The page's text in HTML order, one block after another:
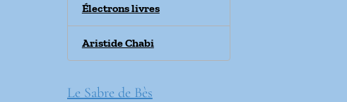
Électrons livres
Aristide Chabi
Le Sabre de Bès